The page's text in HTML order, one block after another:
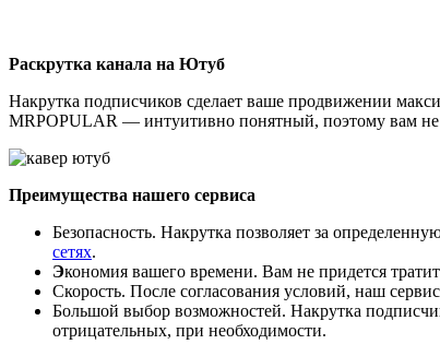
Раскрутка канала на Ютуб
Накрутка подписчиков сделает ваше продвижении
MRPOPULAR — интуитивно понятный, поэтому вам не
Преимущества нашего сервиса
Безопасность. Накрутка позволяет за
сетях.
Экономия вашего времени. Вам не придется
Скорость. После согласования условий, наш
Большой выбор возможностей. Накрутка
отрицательных, при необходимости.